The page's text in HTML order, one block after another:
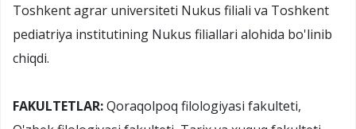
Toshkent agrar universiteti Nukus filiali va Toshkent
pediatriya institutining Nukus filiallari alohida bo'linib
chiqdi.
FAKULTETLAR:Qoraqolpoq filologiyasi fakulteti,